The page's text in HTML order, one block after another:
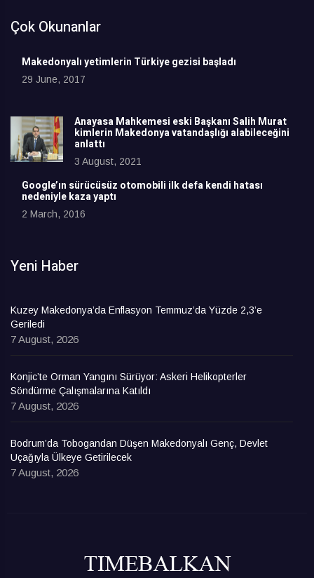
Çok Okunanlar
Makedonyalı yetimlerin Türkiye gezisi başladı
29 June, 2017
Anayasa Mahkemesi eski Başkanı Salih Murat
kimlerin Makedonya vatandaşlığı alabileceğini
anlattı
3 August, 2021
Google’ın sürücüsüz otomobili ilk defa kendi hatası
nedeniyle kaza yaptı
2 March, 2016
Yeni Haber
Kuzey Makedonya’da Enflasyon Temmuz’da Yüzde 2,3’e
Geriledi
7 August, 2026
Konjic’te Orman Yangını Sürüyor: Askeri Helikopterler
Söndürme Çalışmalarına Katıldı
7 August, 2026
Bodrum’da Tobogandan Düşen Makedonyalı Genç, Devlet
Uçağıyla Ülkeye Getirilecek
7 August, 2026